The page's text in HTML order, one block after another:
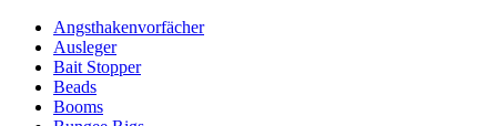
Angsthakenvorfächer
Ausleger
Bait Stopper
Beads
Booms